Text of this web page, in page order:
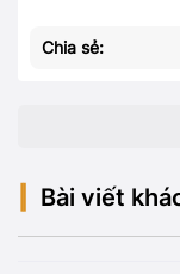
Chia sẻ:
Bài viết